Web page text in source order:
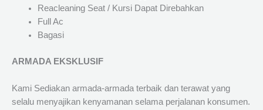
Reacleaning Seat / Kursi Dapat Direbahkan
Full Ac
Bagasi
ARMADA EKSKLUSIF
Kami Sediakan armada-armada terbaik dan terawat yang
selalu menyajikan kenyamanan selama perjalanan konsumen.